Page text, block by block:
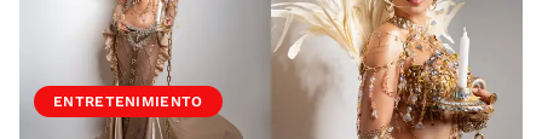
ENTRETENIMIENTO